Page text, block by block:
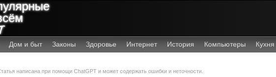
Дом и быт Законы Здоровье Интернет История Компьютеры Кухня
написана при помощи ChatGPT и может содержать ошибки и неточности.